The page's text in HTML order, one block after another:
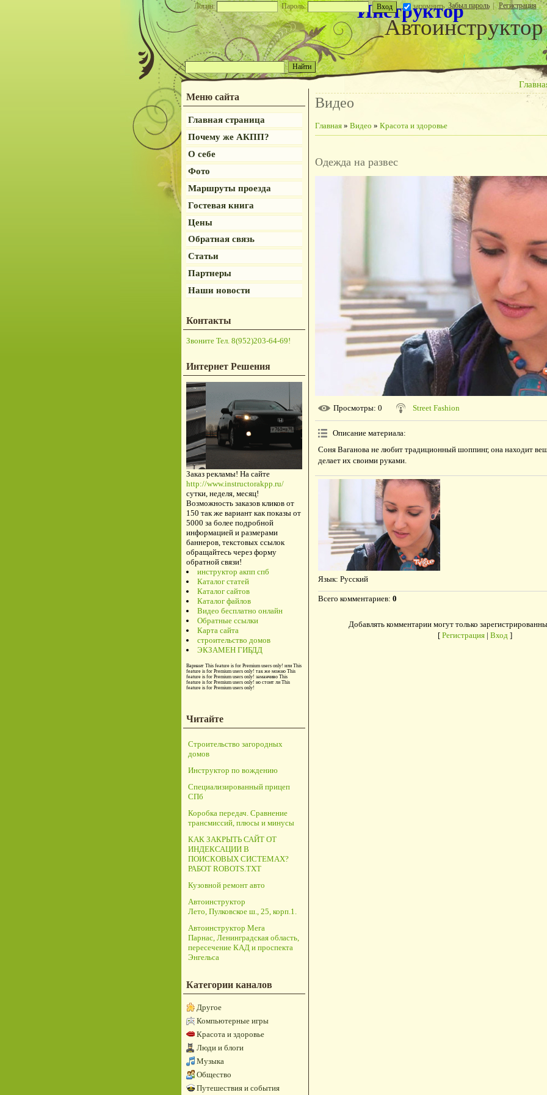
Логин: Пароль: запомнить Забыл пароль | Регистрация
Автоинструктор
Инструктор
Меню сайта
Главная страница
Почему же АКПП?
О себе
Фото
Маршруты проезда
Гостевая книга
Цены
Обратная связь
Статьи
Партнеры
Наши новости
Контакты
Звоните Тел. 8(952)203-64-69!
Интернет Решения
Заказ рекламы! На сайте
http://www.instructorakpp.ru/
сутки, неделя, месяц!
Возможность заказов кликов от
150 так же вариант как показы от
5000 за более подробной
информацией и размерами
баннеров, текстовых ссылок
обращайтесь через форму
обратной связи!
инструктор акпп спб
Каталог статей
Каталог сайтов
Каталог файлов
Видео бесплатно онлайн
Обратные ссылки
Карта сайта
строительство домов
ЭКЗАМЕН ГИБДД
Вариант This feature is for Premium users only! или This
feature is for Premium users only! так же можно This
feature is for Premium users only! заманчиво This
feature is for Premium users only! но стоит ли This
feature is for Premium users only!
Читайте
Строительство загородных
домов
Инструктор по вождению
Специализированный прицеп
СПб
Коробка передач. Сравнение
трансмиссий, плюсы и минусы
КАК ЗАКРЫТЬ САЙТ ОТ
ИНДЕКСАЦИИ В
ПОИСКОВЫХ СИСТЕМАХ?
РАБОТ ROBOTS.TXT
Кузовной ремонт авто
Автоинструктор
Лето, Пулковское ш., 25, корп.1.
Автоинструктор Мега
Парнас, Ленинградская область,
пересечение КАД и проспекта
Энгельса
Категории каналов
Другое
Компьютерные игры
Красота и здоровье
Люди и блоги
Музыка
Общество
Путешествия и события
Видео
Главная» Видео » Красота и здоровье
Одежда на развес
Просмотры: 0 Street Fashion
Описание материала:
Соня Ваганова не любит традиционный шоппинг, она находит
делает их своими руками.
Язык: Русский
Всего комментариев: 0
Добавлять комментарии могут только
[ Регистрация| Вход]